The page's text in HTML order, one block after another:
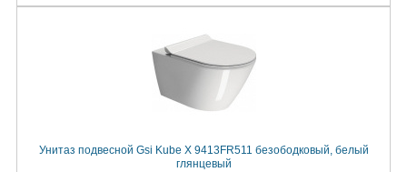
Унитаз подвесной Gsi Kube X 9413FR511 безободковый, белый
глянцевый